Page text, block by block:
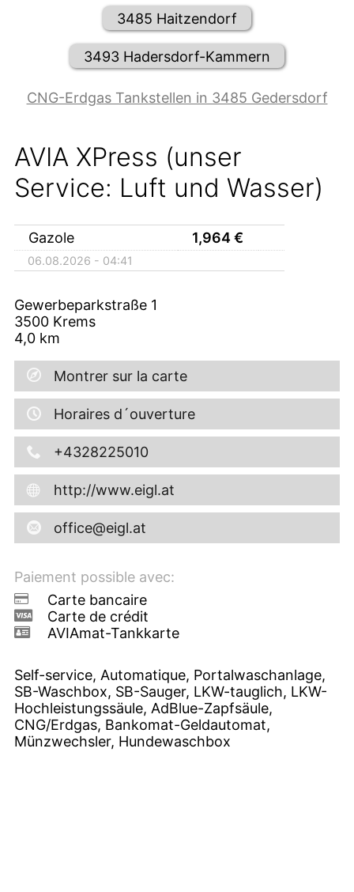
3485 Haitzendorf
3493 Hadersdorf-Kammern
CNG-Erdgas Tankstellen in 3485 Gedersdorf
AVIA XPress (unser
Service: Luft und Wasser)
Gazole 1,964€
06.08.2026 - 04:41
Gewerbeparkstraße 1
3500 Krems
4,0 km
Montrer sur la carte
Horaires d´ouverture
+4328225010
http://www.eigl.at
office@eigl.at
Paiement possible avec:
Carte bancaire
Carte de crédit
AVIAmat-Tankkarte
Self-service, Automatique, Portalwaschanlage,
SB-Waschbox, SB-Sauger, LKW-tauglich, LKW-
Hochleistungssäule, AdBlue-Zapfsäule,
CNG/Erdgas, Bankomat-Geldautomat,
Münzwechsler, Hundewaschbox